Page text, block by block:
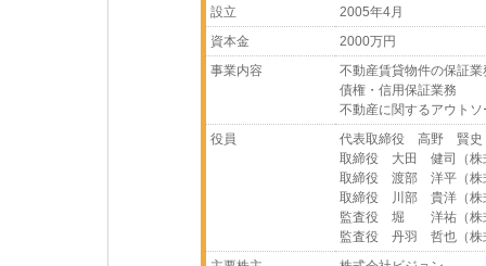
設立
2005年4月
資本金
2000万円
事業内容
不動産賃貸物件の保証業
債権・信用保証業務
不動産に関するアウト
役員
代表取締役 高野 賢史
取締役 大田 健司（株
取締役 渡部 洋平（株
取締役 川部 貴洋（株
監査役 堀 洋祐（株
監査役 丹羽 哲也（株